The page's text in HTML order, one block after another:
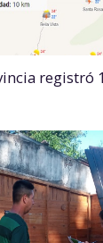
registró